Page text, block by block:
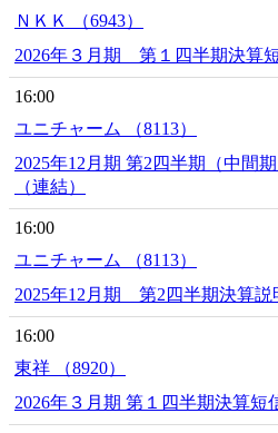
ＮＫＫ （6943）
2026年３月期 第１四半期決算
16:00
ユニチャーム （8113）
2025年12月期 第2四半期（中間
（連結）
16:00
ユニチャーム （8113）
2025年12月期 第2四半期決算説
16:00
東祥 （8920）
2026年３月期 第１四半期決算短